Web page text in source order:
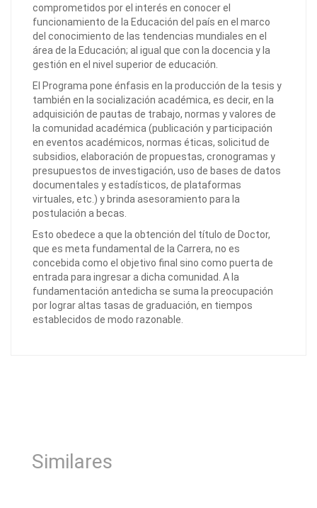
comprometidos por el interés en conocer el
funcionamiento de la Educación del país en el marco
del conocimiento de las tendencias mundiales en el
área de la Educación; al igual que con la docencia y la
gestión en el nivel superior de educación.
El Programa pone énfasis en la producción de la tesis y
también en la socialización académica, es decir, en la
adquisición de pautas de trabajo, normas y valores de
la comunidad académica (publicación y participación
en eventos académicos, normas éticas, solicitud de
subsidios, elaboración de propuestas, cronogramas y
presupuestos de investigación, uso de bases de datos
documentales y estadísticos, de plataformas
virtuales, etc.) y brinda asesoramiento para la
postulación a becas.
Esto obedece a que la obtención del título de Doctor,
que es meta fundamental de la Carrera, no es
concebida como el objetivo final sino como puerta de
entrada para ingresar a dicha comunidad. A la
fundamentación antedicha se suma la preocupación
por lograr altas tasas de graduación, en tiempos
establecidos de modo razonable.
Similares